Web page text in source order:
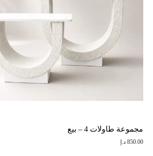
مجموعة طاولات 4 – بيع
850.00 د.إ